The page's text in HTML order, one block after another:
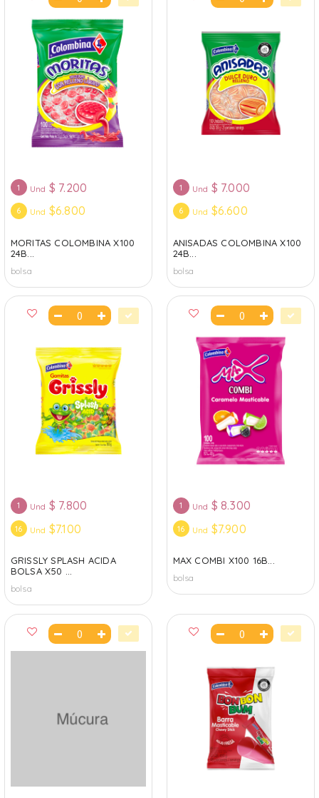
1 Und $ 7.200
6 Und $6.800
MORITAS COLOMBINA X100
24B...
bolsa
1 Und $ 7.000
6 Und $6.600
ANISADAS COLOMBINA X100
24B...
bolsa
1 Und $ 7.800
16 Und $7.100
GRISSLY SPLASH ACIDA
BOLSA X50 ...
bolsa
1 Und $ 8.300
16 Und $7.900
MAX COMBI X100 16B...
bolsa